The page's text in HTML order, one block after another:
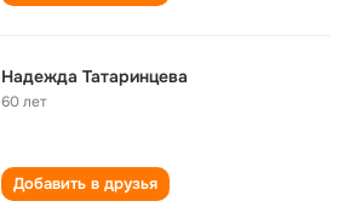
Надежда Татаринцева
60 лет
Добавить в друзья